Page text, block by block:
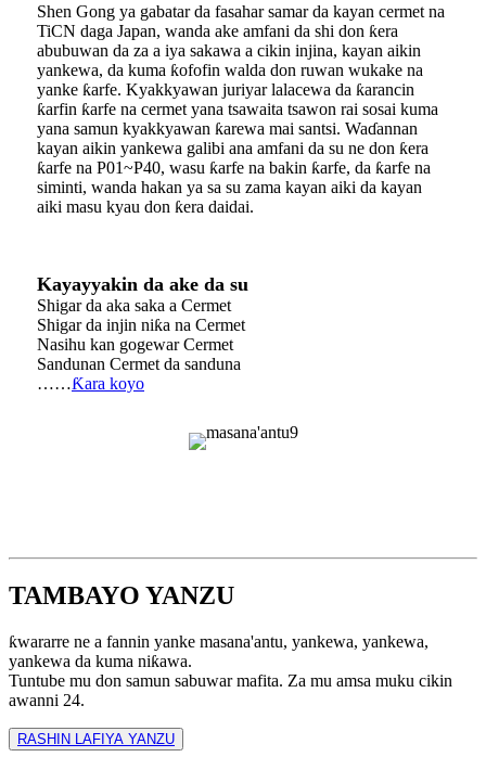
Shen Gong ya gabatar da fasahar samar da kayan cermet na
TiCN daga Japan, wanda ake amfani da shi don ƙera
abubuwan da za a iya sakawa a cikin injina, kayan aikin
yankewa, da kuma ƙofofin walda don ruwan wukake na
yanke ƙarfe. Kyakkyawan juriyar lalacewa da ƙarancin
ƙarfin ƙarfe na cermet yana tsawaita tsawon rai sosai kuma
yana samun kyakkyawan ƙarewa mai santsi. Waɗannan
kayan aikin yankewa galibi ana amfani da su ne don ƙera
ƙarfe na P01~P40, wasu ƙarfe na bakin ƙarfe, da ƙarfe na
siminti, wanda hakan ya sa su zama kayan aiki da kayan
aiki masu kyau don ƙera daidai.
Kayayyakin da ake da su
Shigar da aka saka a Cermet
Shigar da injin niƙa na Cermet
Nasihu kan gogewar Cermet
Sandunan Cermet da sanduna
……Ƙara koyo
TAMBAYO YANZU
ƙwararre ne a fannin yanke masana'antu, yankewa, yankewa,
yankewa da kuma niƙawa.
Tuntube mu don samun sabuwar mafita. Za mu amsa muku cikin
awanni 24.
RASHIN LAFIYA YANZU